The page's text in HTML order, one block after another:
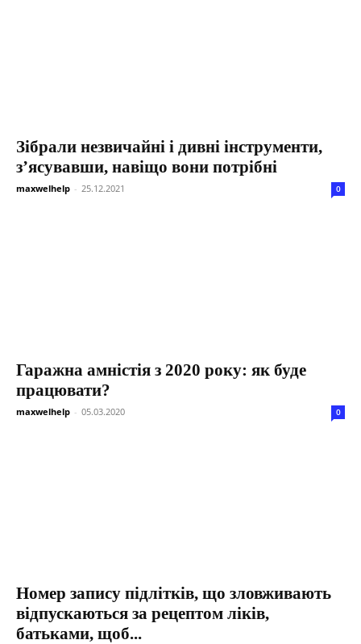
Зібрали незвичайні і дивні інструменти,
з’ясувавши, навіщо вони потрібні
maxwelhelp - 25.12.2021 0
Гаражна амністія з 2020 року: як буде
працювати?
maxwelhelp - 05.03.2020 0
Номер запису підлітків, що зловживають
відпускаються за рецептом ліків,
батьками, щоб...